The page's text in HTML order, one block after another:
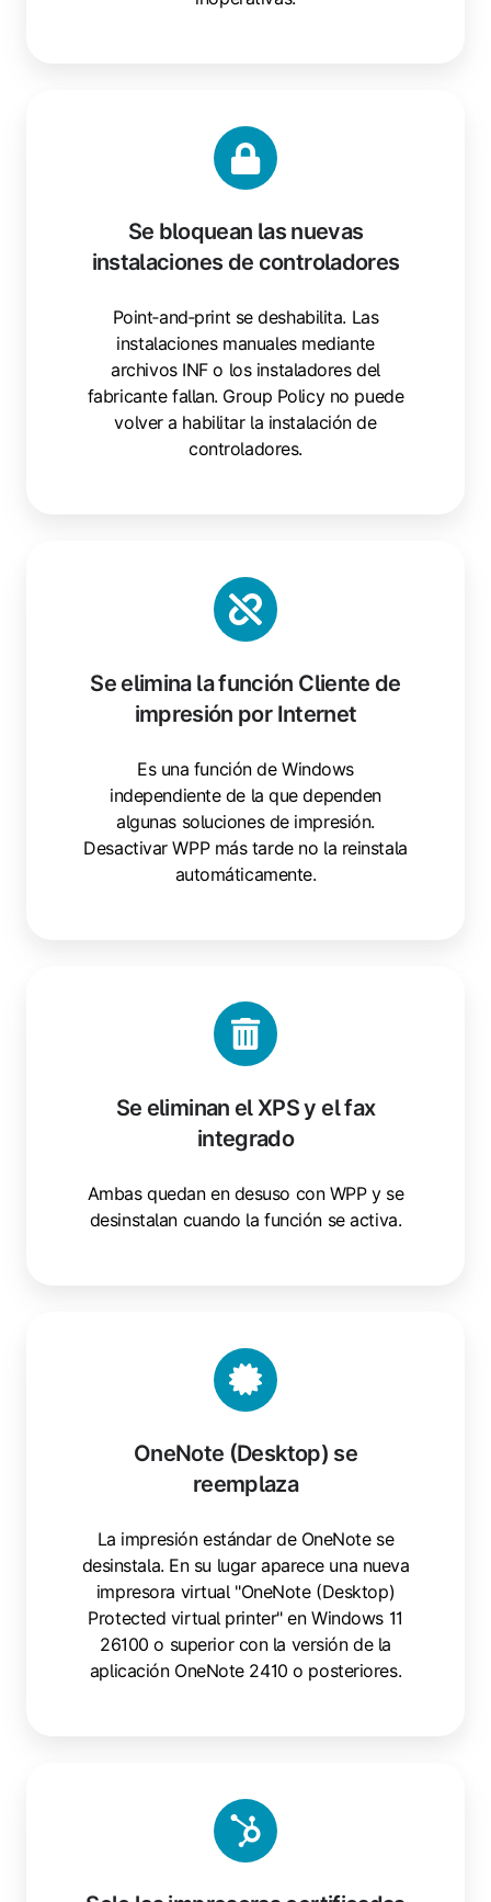
Se bloquean las nuevas
instalaciones de controladores
Point‑and‑print se deshabilita. Las
instalaciones manuales mediante
archivos INF o los instaladores del
fabricante fallan. Group Policy no puede
volver a habilitar la instalación de
controladores.
bloquean
las
nuevas
de
controladores
Se elimina la función Cliente de
impresión por Internet
Es una función de Windows
independiente de la que dependen
algunas soluciones de impresión.
Desactivar WPP más tarde no la reinstala
automáticamente.
Se eliminan el XPS y el fax
integrado
Ambas quedan en desuso con WPP y se
desinstalan cuando la función se activa.
eliminan
el
XPS
el
fax
OneNote (Desktop) se
reemplaza
La impresión estándar de OneNote se
desinstala. En su lugar aparece una nueva
impresora virtual "OneNote (Desktop)
Protected virtual printer" en Windows 11
26100 o superior con la versión de la
aplicación OneNote 2410 o posteriores.